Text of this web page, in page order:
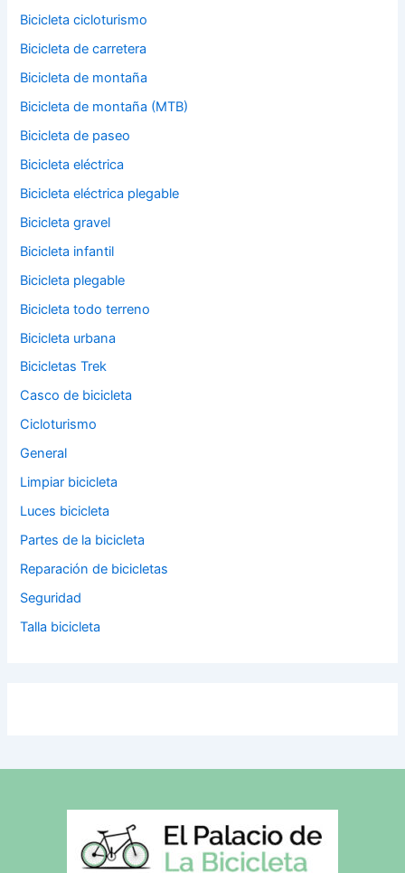
Bicicleta cicloturismo
Bicicleta de carretera
Bicicleta de montaña
Bicicleta de montaña (MTB)
Bicicleta de paseo
Bicicleta eléctrica
Bicicleta eléctrica plegable
Bicicleta gravel
Bicicleta infantil
Bicicleta plegable
Bicicleta todo terreno
Bicicleta urbana
Bicicletas Trek
Casco de bicicleta
Cicloturismo
General
Limpiar bicicleta
Luces bicicleta
Partes de la bicicleta
Reparación de bicicletas
Seguridad
Talla bicicleta